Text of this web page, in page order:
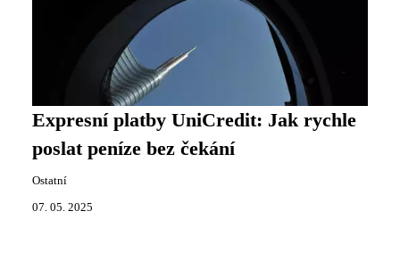
Expresní platby UniCredit: Jak rychle
poslat peníze bez čekání
Ostatní
07. 05. 2025